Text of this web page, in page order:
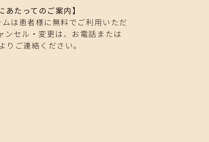
あたってのご案内】
は患者様に無料でご利用いただ
ンセル・変更は、お電話または
りご連絡ください。